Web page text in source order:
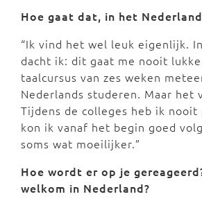
Hoe gaat dat, in het
“Ik vind het wel leuk eigenlijk.
dacht ik: dit gaat me nooit
taalcursus van zes weken
Nederlands studeren. Maar het
Tijdens de colleges heb ik nooit
kon ik vanaf het begin goed
soms wat moeilijker.”
Hoe wordt er op je
welkom in Nederland?